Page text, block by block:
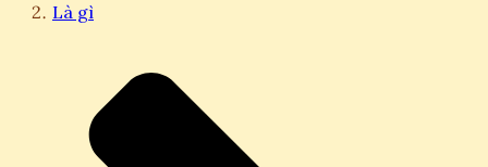
Là gì